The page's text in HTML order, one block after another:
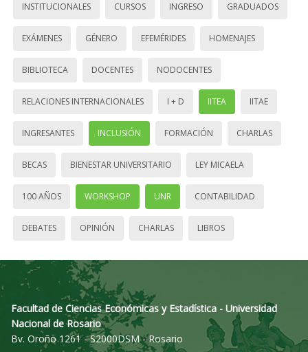
INSTITUCIONALES CURSOS INGRESO GRADUADOS
EXÁMENES GÉNERO EFEMÉRIDES HOMENAJES
BIBLIOTECA DOCENTES NODOCENTES
RELACIONES INTERNACIONALES I + D IITEA IITAE
INGRESANTES INCLUSIÓN FORMACIÓN CHARLAS
BECAS BIENESTAR UNIVERSITARIO LEY MICAELA
100 AÑOS WORKSHOP UNR CONTABILIDAD
DEBATES OPINIÓN CHARLAS LIBROS
Facultad de Ciencias Económicas y Estadística - Universidad
Nacional de Rosario
Bv. Oroño 1261 - S2000DSM - Rosario